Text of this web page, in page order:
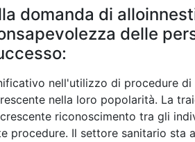
domanda di
delle
nell'utilizzo di procedure di
nella loro popolarità. La
riconoscimento tra gli
procedure. Il settore sanitario sta